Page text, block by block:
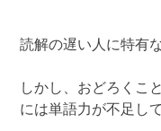
読解の遅い人に特有
しかし、おどろくこ
には単語力が不足し